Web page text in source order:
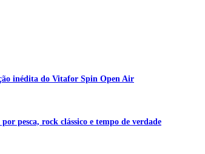
inédita do Vitafor Spin Open Air
pesca, rock clássico e tempo de verdade